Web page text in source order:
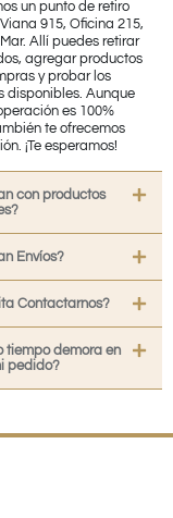
un punto de retiro
915, Oficina 215,
Allí puedes retirar
agregar productos
y probar los
disponibles. Aunque
es 100%
te ofrecemos
¡Te esperamos!
con productos
Envíos?
Contactarnos?
tiempo demora en
pedido?